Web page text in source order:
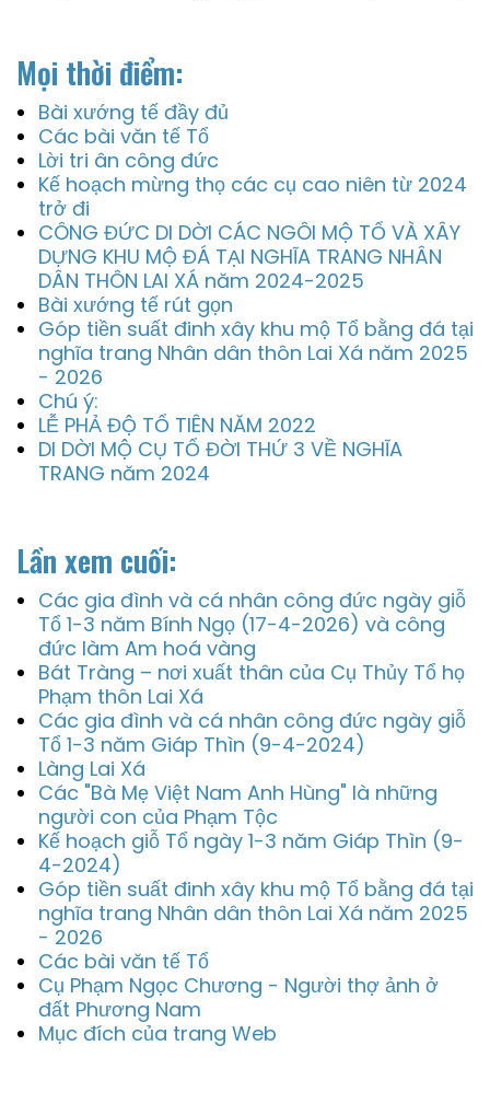
Mọi thời điểm:
Bài xướng tế đầy đủ
Các bài văn tế Tổ
Lời tri ân công đức
Kế hoạch mừng thọ các cụ cao niên từ 2024
trở đi
CÔNG ĐỨC DI DỜI CÁC NGÔI MỘ TỔ VÀ XÂY
DỰNG KHU MỘ ĐÁ TẠI NGHĨA TRANG NHÂN
DÂN THÔN LAI XÁ năm 2024-2025
Bài xướng tế rút gọn
Góp tiền suất đinh xây khu mộ Tổ bằng đá tại
nghĩa trang Nhân dân thôn Lai Xá năm 2025
- 2026
Chú ý:
LỄ PHẢ ĐỘ TỔ TIÊN NĂM 2022
DI DỜI MỘ CỤ TỔ ĐỜI THỨ 3 VỀ NGHĨA
TRANG năm 2024
Lần xem cuối:
Các gia đình và cá nhân công đức ngày giỗ
Tổ 1-3 năm Bính Ngọ (17-4-2026) và công
đức làm Am hoá vàng
Bát Tràng – nơi xuất thân của Cụ Thủy Tổ họ
Phạm thôn Lai Xá
Các gia đình và cá nhân công đức ngày giỗ
Tổ 1-3 năm Giáp Thìn (9-4-2024)
Làng Lai Xá
Các "Bà Mẹ Việt Nam Anh Hùng" là những
người con của Phạm Tộc
Kế hoạch giỗ Tổ ngày 1-3 năm Giáp Thìn (9-
4-2024)
Góp tiền suất đinh xây khu mộ Tổ bằng đá tại
nghĩa trang Nhân dân thôn Lai Xá năm 2025
- 2026
Các bài văn tế Tổ
Cụ Phạm Ngọc Chương - Người thợ ảnh ở
đất Phương Nam
Mục đích của trang Web